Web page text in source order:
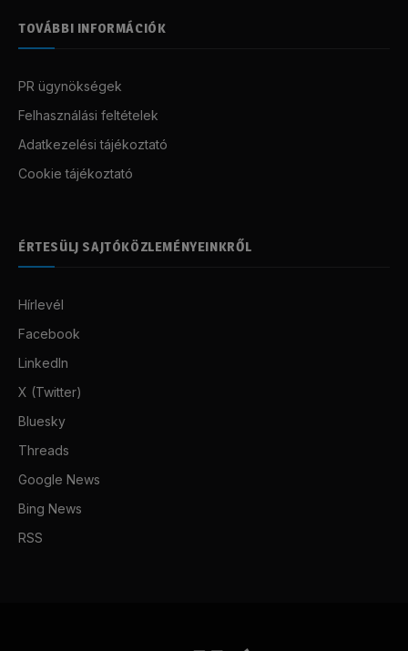
TOVÁBBI INFORMÁCIÓK
PR ügynökségek
Felhasználási feltételek
Adatkezelési tájékoztató
Cookie tájékoztató
ÉRTESÜLJ SAJTÓKÖZLEMÉNYEINKRŐL
Hírlevél
Facebook
LinkedIn
X (Twitter)
Bluesky
Threads
Google News
Bing News
RSS